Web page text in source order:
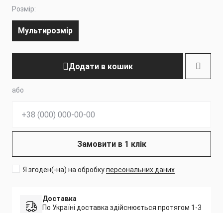
Розмір:
Мультирозмір
Додати в кошик
або
Замовити в 1 клік
Я згоден(-на) на обробкуперсональних даних
Доставка
По Україні доставка здійснюється протягом 1-3